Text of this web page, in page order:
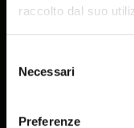
raccolto dal suo
Necessari
Preferenze